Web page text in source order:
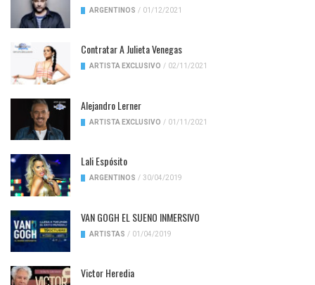
ARGENTINOS / 01/12/2021
Contratar A Julieta Venegas
ARTISTA EXCLUSIVO / 02/11/2021
Alejandro Lerner
ARTISTA EXCLUSIVO / 01/11/2021
Lali Espósito
ARGENTINOS / 30/04/2019
VAN GOGH EL SUENO INMERSIVO
ARTISTAS / 01/04/2019
Victor Heredia